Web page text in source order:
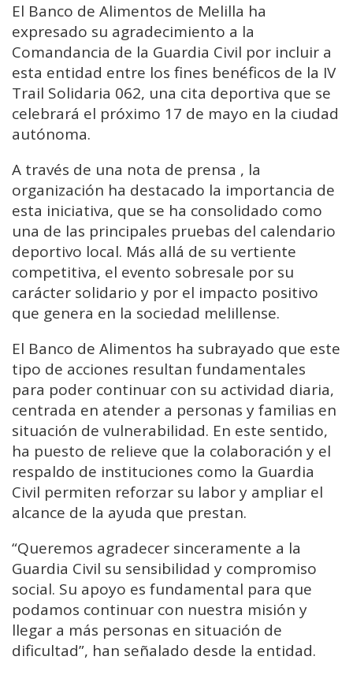
El Banco de Alimentos de Melilla ha
expresado su agradecimiento a la
Comandancia de la Guardia Civil por incluir a
esta entidad entre los fines benéficos de la IV
Trail Solidaria 062, una cita deportiva que se
celebrará el próximo 17 de mayo en la ciudad
autónoma.
A través de una nota de prensa , la
organización ha destacado la importancia de
esta iniciativa, que se ha consolidado como
una de las principales pruebas del calendario
deportivo local. Más allá de su vertiente
competitiva, el evento sobresale por su
carácter solidario y por el impacto positivo
que genera en la sociedad melillense.
El Banco de Alimentos ha subrayado que este
tipo de acciones resultan fundamentales
para poder continuar con su actividad diaria,
centrada en atender a personas y familias en
situación de vulnerabilidad. En este sentido,
ha puesto de relieve que la colaboración y el
respaldo de instituciones como la Guardia
Civil permiten reforzar su labor y ampliar el
alcance de la ayuda que prestan.
“Queremos agradecer sinceramente a la
Guardia Civil su sensibilidad y compromiso
social. Su apoyo es fundamental para que
podamos continuar con nuestra misión y
llegar a más personas en situación de
dificultad”, han señalado desde la entidad.